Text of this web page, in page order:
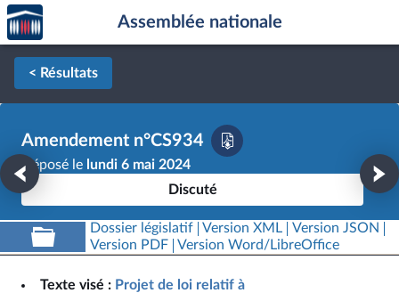
Aller au contenu
Aller en bas de la page
Accèder
à la
page
d'accueil
Assemblée nationale
< Résultats
Amendement n°CS934
Déposé le lundi 6 mai 2024
Discuté
Dossier législatif Version XML
Version JSON
Version PDF
Version Word/LibreOffice
Texte visé : Projet de loi relatif à